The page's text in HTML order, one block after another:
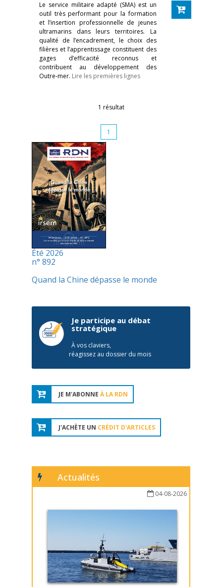
Le service militaire adapté (SMA) est un
outil très performant pour la formation
et l’insertion professionnelle de jeunes
ultramarins dans leurs territoires. La
qualité de l’encadrement, le choix des
filières et l’apprentissage constituent des
gages d’efficacité reconnus et
contribuent au développement des
Outre-mer. Lire les premières lignes
1 résultat
1
Été 2026
n° 892
Quand la Chine dépasse le monde
Je participe au débat
stratégique
À vos claviers,
réagissez au dossier du mois
JE M'ABONNE À LA RDN
J'ACHÈTE UN CRÉDIT D'ARTICLES
Actualités
04-08-2026